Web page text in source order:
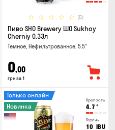
(0)
Пиво SHO Brewery ШО Sukhoy
Cherniy 0.33л
Темное, Нефильтрованное, 5.5°
0,00
грн за 1
Крепость
4.7 °
Горечь
10 IBU
Только онлайн
Новинка